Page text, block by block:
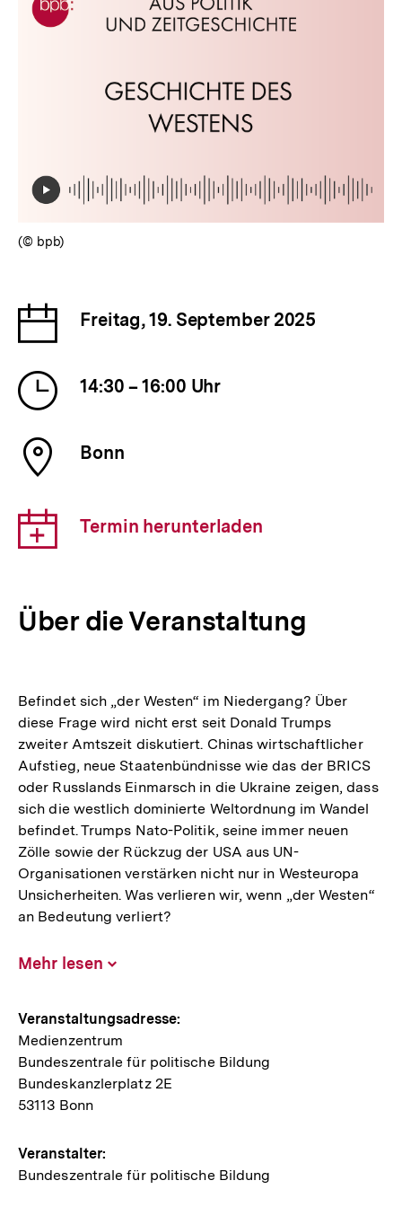
(© bpb)
Datum
der
Veranstaltung
Freitag, 19. September 2025
Uhrzeit
der
Veranstaltung
14:30 – 16:00 Uhr
Ort
der
Bonn
Download-
Link:
Termin herunterladen
Über die Veranstaltung
Befindet sich „der Westen“ im Niedergang? Über
diese Frage wird nicht erst seit Donald Trumps
zweiter Amtszeit diskutiert. Chinas wirtschaftlicher
Aufstieg, neue Staatenbündnisse wie das der BRICS
oder Russlands Einmarsch in die Ukraine zeigen, dass
sich die westlich dominierte Weltordnung im Wandel
befindet. Trumps Nato-Politik, seine immer neuen
Zölle sowie der Rückzug der USA aus UN-
Organisationen verstärken nicht nur in Westeuropa
Unsicherheiten. Was verlieren wir, wenn „der Westen“
an Bedeutung verliert?
Mehr lesen
Hinweise
zur
Veranstaltung
Veranstaltungsadresse:
Medienzentrum
Bundeszentrale für politische Bildung
Bundeskanzlerplatz 2E
53113 Bonn
Veranstalter:
Bundeszentrale für politische Bildung